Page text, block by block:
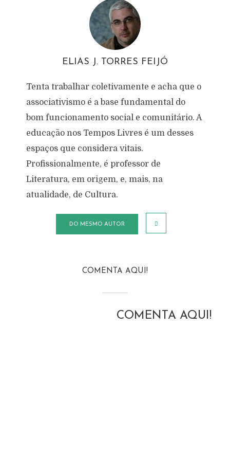
ELIAS J. TORRES FEIJÓ
Tenta trabalhar coletivamente e acha que o
associativismo é a base fundamental do
bom funcionamento social e comunitário. A
educação nos Tempos Livres é um desses
espaços que considera vitais.
Profissionalmente, é professor de
Literatura, em origem, e, mais, na
atualidade, de Cultura.
DO MESMO AUTOR
COMENTA AQUI!
COMENTA AQUI!